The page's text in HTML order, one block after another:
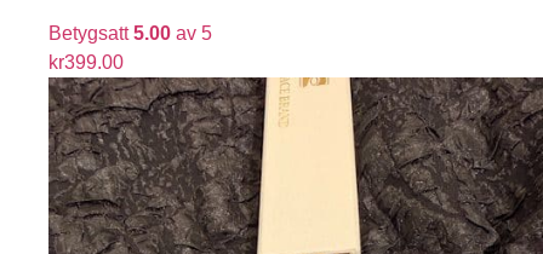
Betygsatt5.00 av 5
kr399.00